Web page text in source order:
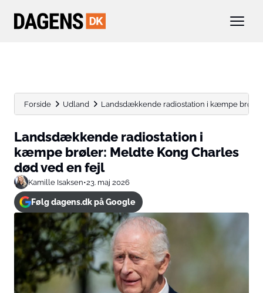
Forside Udland Landsdækkende radiostation i kæmpe brøler:
Landsdækkende radiostation i
kæmpe brøler: Meldte Kong Charles
død ved en fejl
Kamille Isaksen•23. maj 2026
Følg dagens.dk på Google